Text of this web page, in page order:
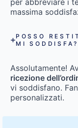
per abbreviare i
massima
POSSO
MI SODDISFA?
Assolutamente!
ricezione
vi soddisfano.
personalizzati.